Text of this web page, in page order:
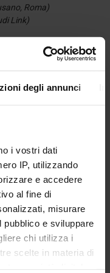
degli annunci
i vostri dati
IP, utilizzando
e accedere
al fine di
misurare
pubblico e sviluppare
chi utilizza i
scelte in materia di
Roma)
Link)
UNITA
Studi Link)
Link)